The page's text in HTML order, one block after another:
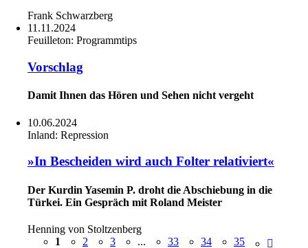
Frank Schwarzberg
11.11.2024
Feuilleton: Programmtips
Vorschlag
Damit Ihnen das Hören und Sehen nicht vergeht
10.06.2024
Inland: Repression
»In Bescheiden wird auch Folter relativiert«
Der Kurdin Yasemin P. droht die Abschiebung in die
Türkei. Ein Gespräch mit Roland Meister
Henning von Stoltzenberg
1
2 3 ... 33 34 35